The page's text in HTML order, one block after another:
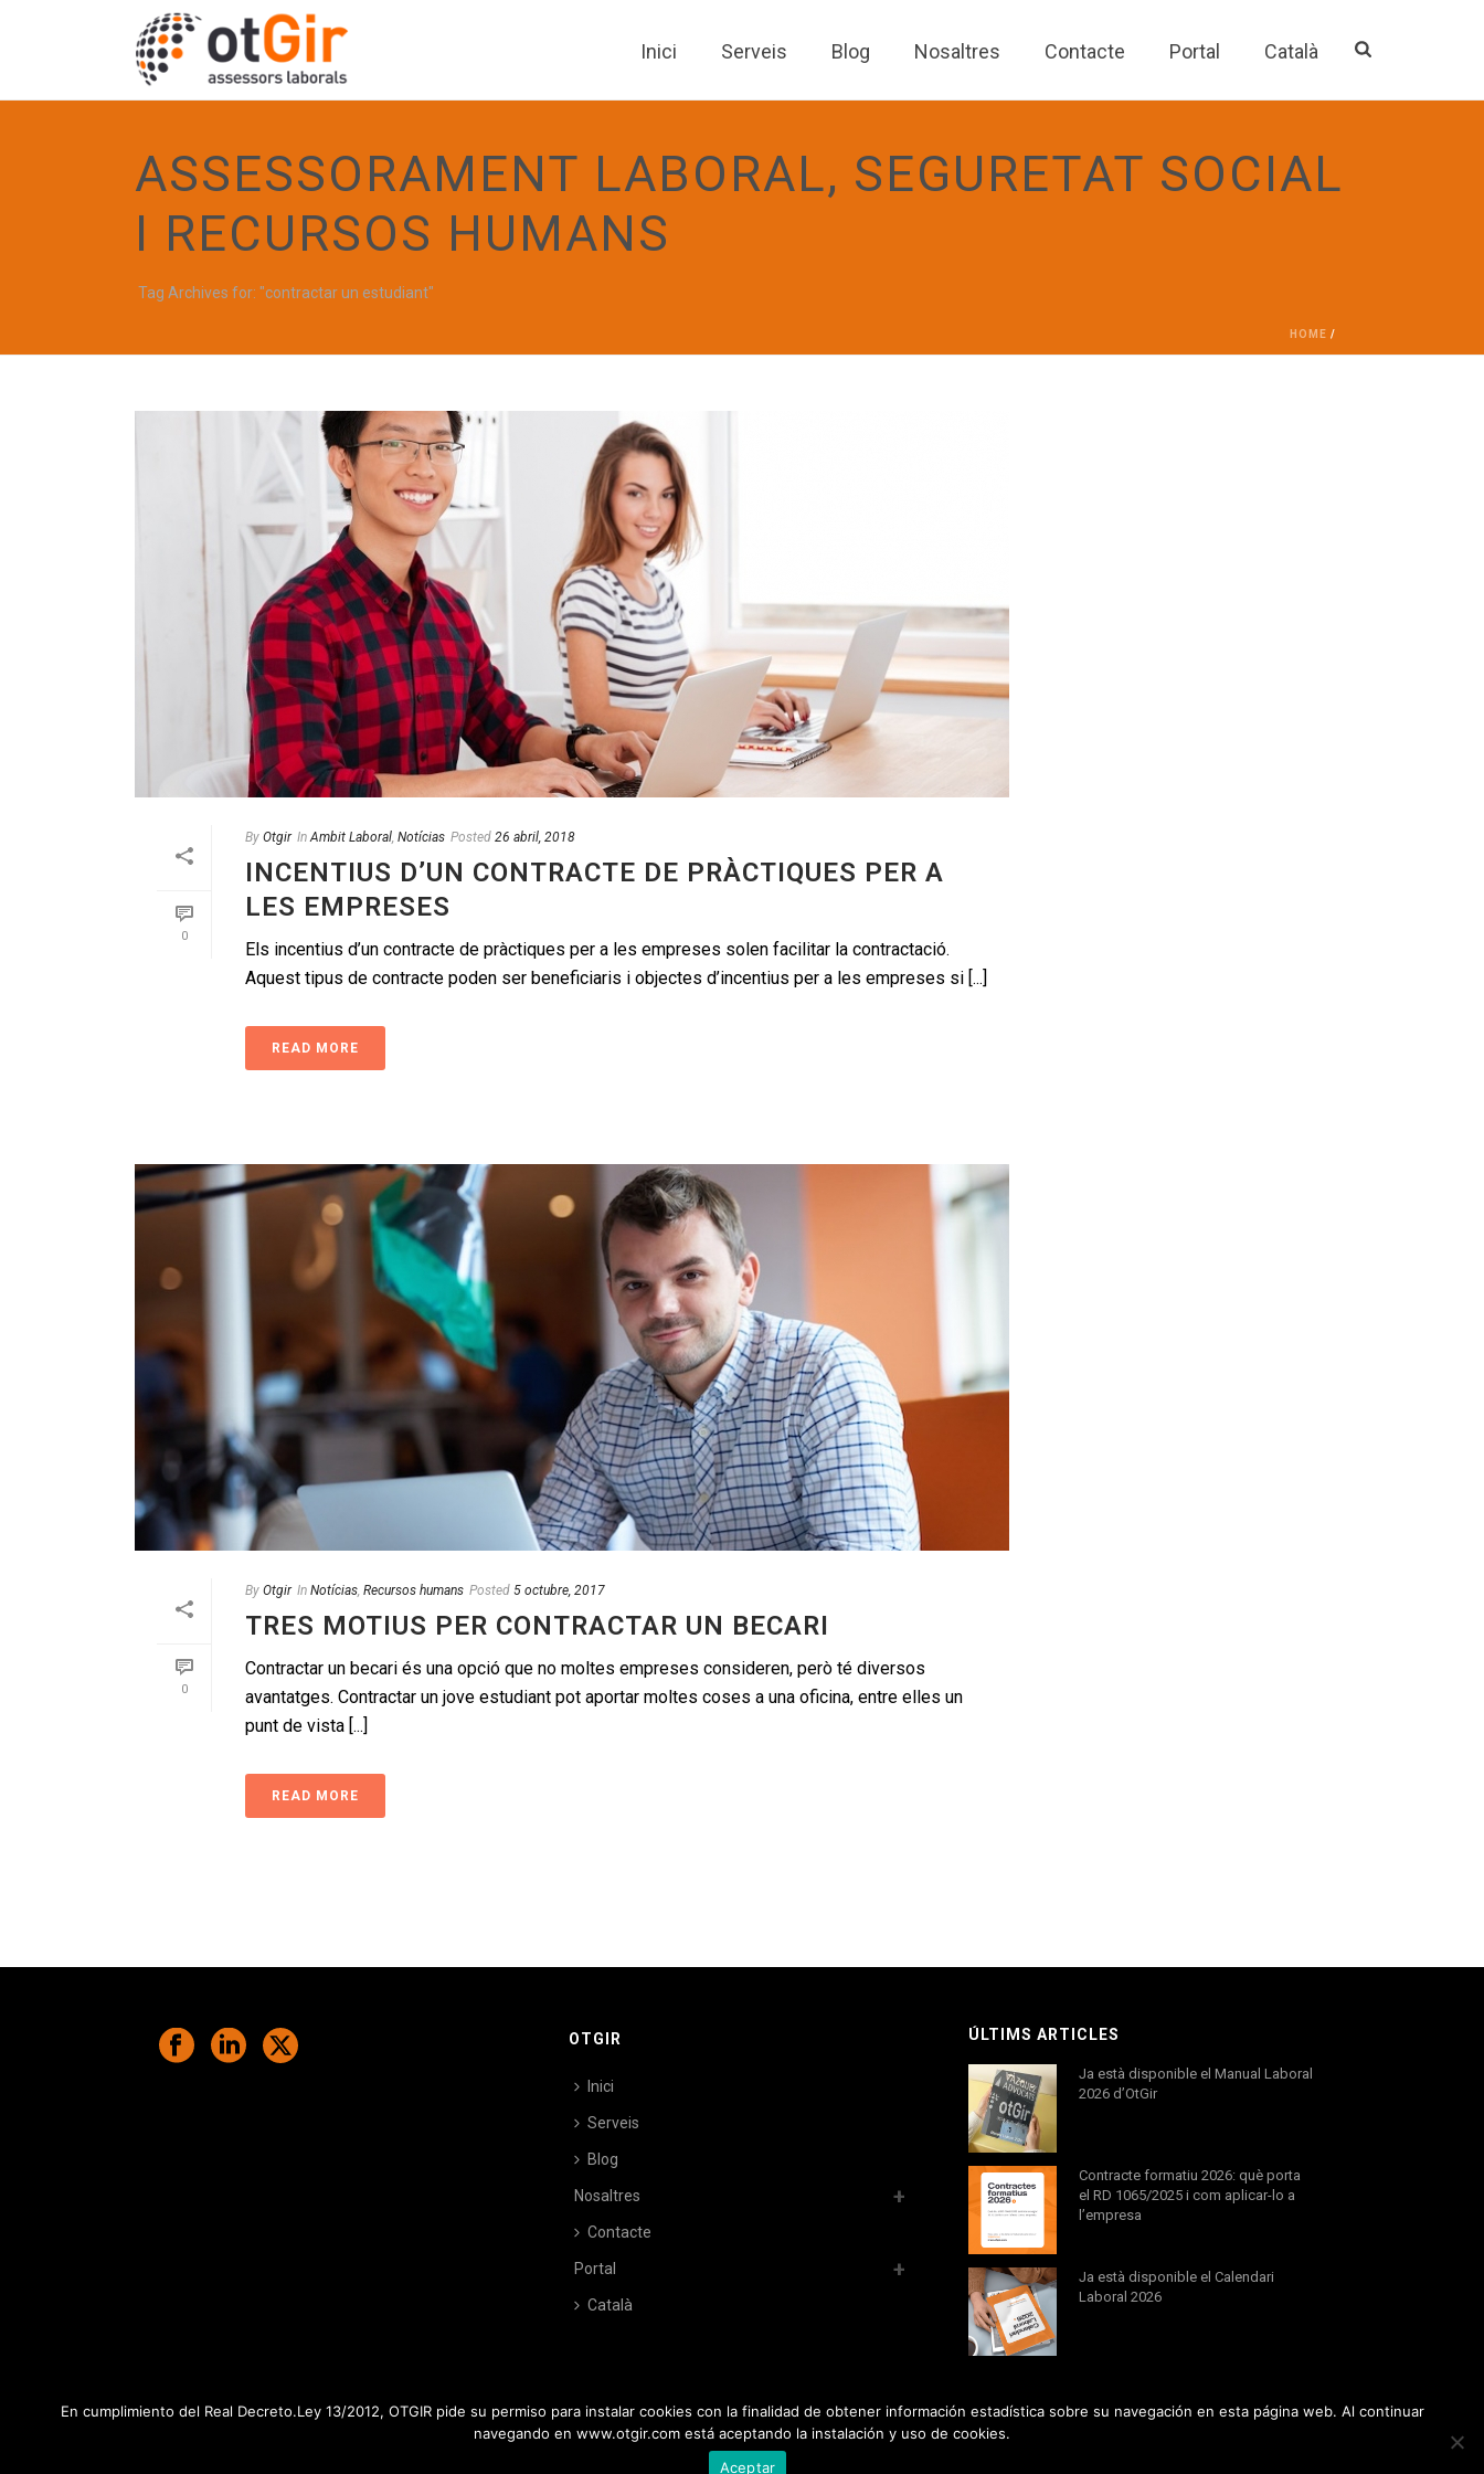
Inici Serveis Blog Nosaltres Contacte Portal Català
ASSESSORAMENT LABORAL, SEGURETAT SOCIAL
I RECURSOS HUMANS
Tag Archives for: "contractar un estudiant"
HOME /
0
By Otgir In Ambit Laboral, Notícias Posted 26 abril, 2018
INCENTIUS D’UN CONTRACTE DE PRÀCTIQUES PER A
LES EMPRESES
Els incentius d’un contracte de pràctiques per a les empreses solen facilitar la contractació.
Aquest tipus de contracte poden ser beneficiaris i objectes d’incentius per a les empreses si [...]
READ MORE
0
By Otgir In Notícias, Recursos humans Posted 5 octubre, 2017
TRES MOTIUS PER CONTRACTAR UN BECARI
Contractar un becari és una opció que no moltes empreses consideren, però té diversos
avantatges. Contractar un jove estudiant pot aportar moltes coses a una oficina, entre elles un
punt de vista [...]
READ MORE
OTGIR
Inici
Serveis
Blog
Nosaltres
Contacte
Portal
Català
ÚLTIMS ARTICLES
Ja està disponible el Manual Laboral
2026 d’OtGir
Contracte formatiu 2026: què porta
el RD 1065/2025 i com aplicar-lo a
l’empresa
Ja està disponible el Calendari
Laboral 2026
Política de privacitat
En cumplimiento del Real Decreto.Ley 13/2012, OTGIR pide su permiso para instalar cookies con la finalidad de obtener información estadística sobre su navegación en esta página web. Al continuar
navegando en www.otgir.com está aceptando la instalación y uso de cookies.
Aceptar